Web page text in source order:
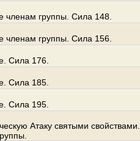
членам группы. Сила 148.
членам группы. Сила 156.
Сила 176.
Сила 185.
Сила 195.
Атаку святыми